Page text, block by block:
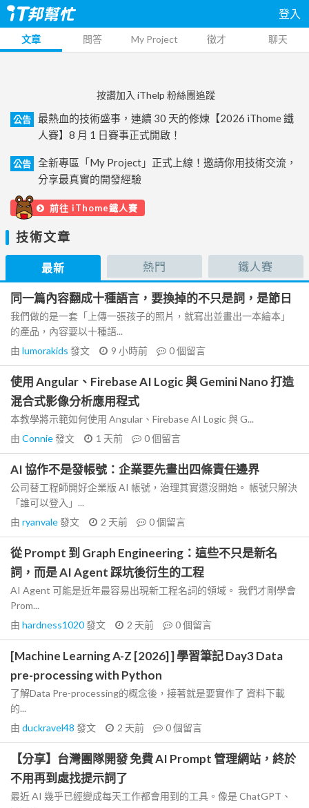
登入
文章 問答 My Project 徵才 聊天
按讚加入 iThelp 粉絲團追蹤
公告
最熱血的技術盛事，連續 30 天的修煉【2026 iThome 鐵
人賽】8 月 1 日賽事正式開啟！
公告
全新專區「My Project」正式上線！邀請你用技術交流，
分享最真實的開發經驗
前往 iThome鐵人賽
技術文章
最新 熱門 鐵人賽
同一篇內容翻成十種語言，要換掉的不只是詞，是節日
我們做的是一套「上傳一張孩子的照片，就寫出並畫出一本繪本」
的產品，內容要以十種語...
由 lumorakids 發文 9 小時前 0個留言
使用 Angular、Firebase AI Logic 與 Gemini Nano 打造
混合式影像分析應用程式
本教學將示範如何使用 Angular、Firebase AI Logic 與 G...
由 Connie發文 1 天前 0個留言
AI 協作不是發帳號：企業要先畫出四條責任邊界
公司替工程師開好企業版 AI 帳號，治理其實還沒開始。 帳號只解決
「誰可以登入」...
由 ryanvale發文 2 天前 0個留言
從 Prompt 到 Graph Engineering：這些不只是新名
詞，而是 AI Agent 踩坑後衍生的工程
AI Agent 可能是近年最容易出現新工程名詞的領域。 我們才剛學會
Prom...
由 hardness1020發文 2 天前 0個留言
[Machine Learning A-Z [2026] ] 學習筆記 Day3 Data
pre-processing with Python
了解Data Pre-processing的概念後，接著就是要實作了 資料下載
的...
由 duckravel48 發文 2 天前 0個留言
【分享】台灣團隊開發 免費 AI Prompt 管理網站，終於
不用再到處找提示詞了
最近 AI 幾乎已經變成每天工作都會用到的工具。像是 ChatGPT、